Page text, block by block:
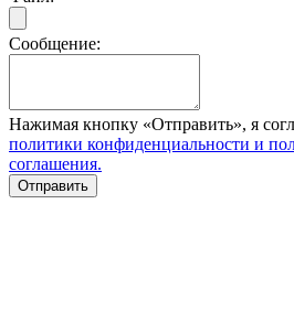
Сообщение:
Нажимая кнопку «Отправить», я
политики конфиденциальности и
соглашения.
Отправить